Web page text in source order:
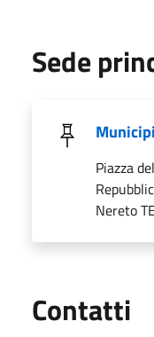
Sede
Piazza
Nereto
Contatti